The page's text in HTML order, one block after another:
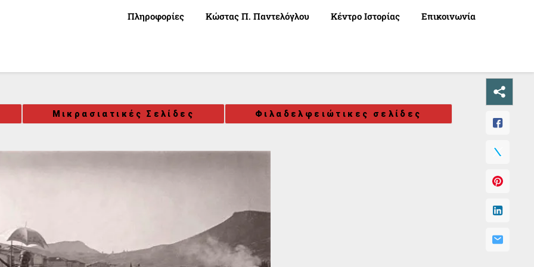
Πληροφορίες Κώστας Π. Παντελόγλου Κέντρο Ιστορίας Επικοινωνία
Μικρασιατικές Σελίδες Φιλαδελφειώτικες σελίδες